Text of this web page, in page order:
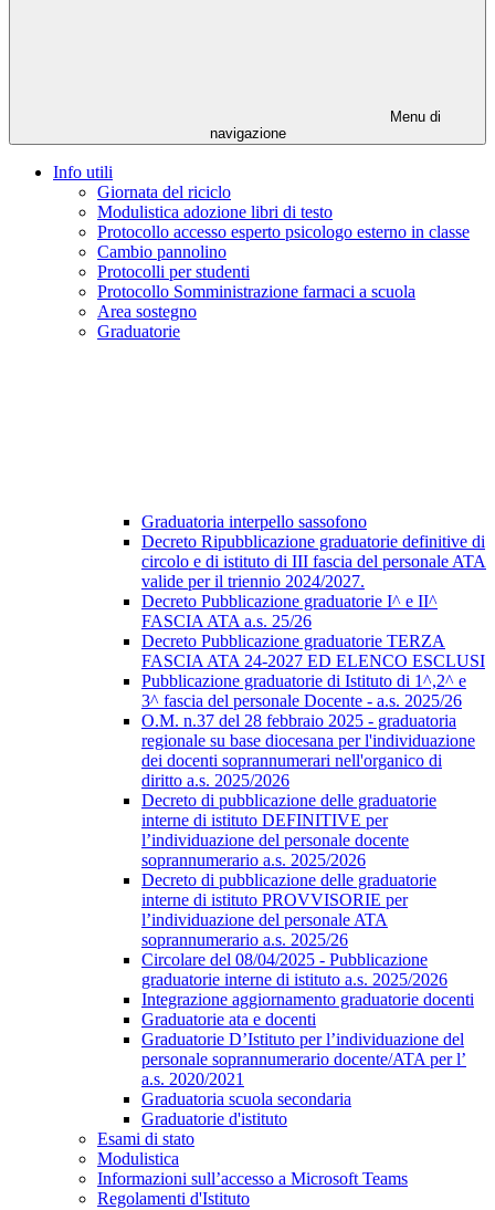
Menu di
navigazione
Info utili
Giornata del riciclo
Modulistica adozione libri di testo
Protocollo accesso esperto psicologo esterno in classe
Cambio pannolino
Protocolli per studenti
Protocollo Somministrazione farmaci a scuola
Area sostegno
Graduatorie
Graduatoria interpello sassofono
Decreto Ripubblicazione graduatorie definitive di
circolo e di istituto di III fascia del personale ATA
valide per il triennio 2024/2027.
Decreto Pubblicazione graduatorie I^ e II^
FASCIA ATA a.s. 25/26
Decreto Pubblicazione graduatorie TERZA
FASCIA ATA 24-2027 ED ELENCO ESCLUSI
Pubblicazione graduatorie di Istituto di 1^,2^ e
3^ fascia del personale Docente - a.s. 2025/26
O.M. n.37 del 28 febbraio 2025 - graduatoria
regionale su base diocesana per l'individuazione
dei docenti soprannumerari nell'organico di
diritto a.s. 2025/2026
Decreto di pubblicazione delle graduatorie
interne di istituto DEFINITIVE per
l’individuazione del personale docente
soprannumerario a.s. 2025/2026
Decreto di pubblicazione delle graduatorie
interne di istituto PROVVISORIE per
l’individuazione del personale ATA
soprannumerario a.s. 2025/26
Circolare del 08/04/2025 - Pubblicazione
graduatorie interne di istituto a.s. 2025/2026
Integrazione aggiornamento graduatorie docenti
Graduatorie ata e docenti
Graduatorie D’Istituto per l’individuazione del
personale soprannumerario docente/ATA per l’
a.s. 2020/2021
Graduatoria scuola secondaria
Graduatorie d'istituto
Esami di stato
Modulistica
Informazioni sull’accesso a Microsoft Teams
Regolamenti d'Istituto